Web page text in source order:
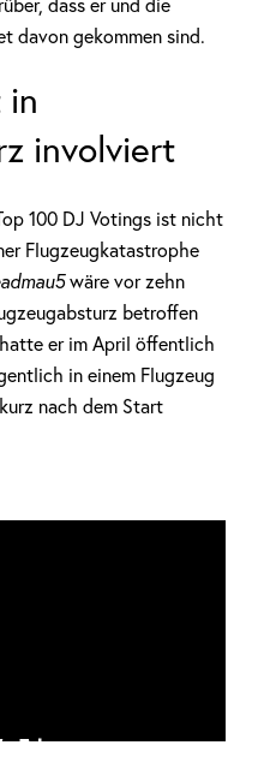
dass er und die
davon gekommen sind.
in
involviert
100 DJ Votings ist nicht
Flugzeugkatastrophe
wäre vor zehn
betroffen
er im April öffentlich
in einem Flugzeug
nach dem Start